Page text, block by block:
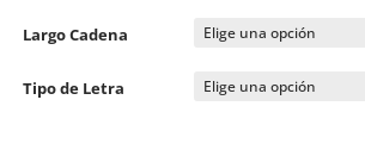
Largo Cadena
Tipo de Letra